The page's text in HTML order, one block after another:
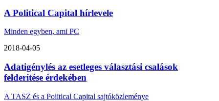
A Political Capital hírlevele
Minden egyben, ami PC
2018-04-05
Adatigénylés az esetleges választási csalások
felderítése érdekében
A TASZ és a Political Capital sajtóközleménye